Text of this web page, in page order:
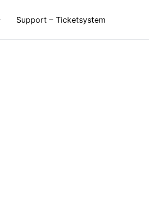
Support – Ticketsystem